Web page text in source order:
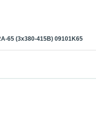
65 (3x380-415В) 09101K65